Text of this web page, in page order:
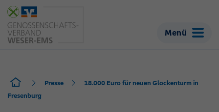
Menü
Presse
18.000 Euro für neuen Glockenturm in
Fresenburg